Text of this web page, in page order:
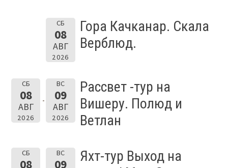
СБ
08
АВГ
2026
Гора Качканар. Скала
Верблюд.
СБ
08
АВГ
2026
ВС
09
АВГ
2026
Рассвет -тур на
Вишеру. Полюд и
Ветлан
СБ
08
ВС
09
Яхт-тур Выход на